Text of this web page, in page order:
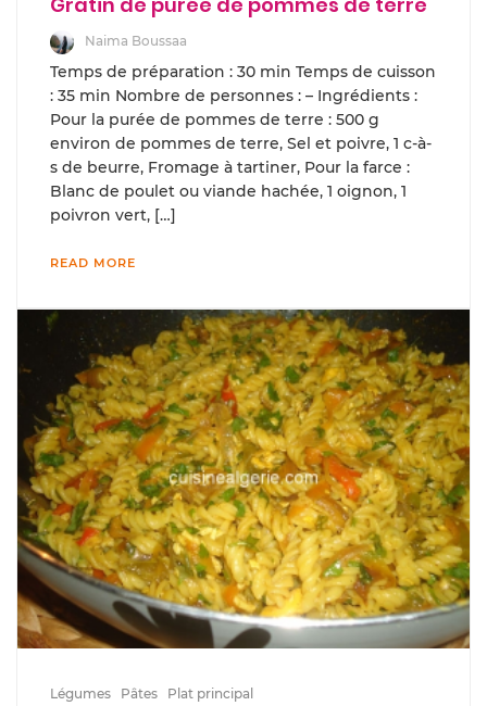
Naima Boussaa
Temps de préparation : 30 min Temps de cuisson
: 35 min Nombre de personnes : – Ingrédients :
Pour la purée de pommes de terre : 500 g
environ de pommes de terre, Sel et poivre, 1 c-à-
s de beurre, Fromage à tartiner, Pour la farce :
Blanc de poulet ou viande hachée, 1 oignon, 1
poivron vert, […]
READ MORE
Légumes Pâtes Plat principal